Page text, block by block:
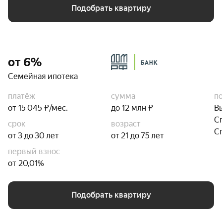
Подобрать квартиру
от 6%
Семейная ипотека
платёж
от 15 045 ₽/мес.
сумма
до 12 млн ₽
срок
от 3 до 30 лет
возраст
от 21 до 75 лет
первый взнос
от 20,01%
Подобрать квартиру